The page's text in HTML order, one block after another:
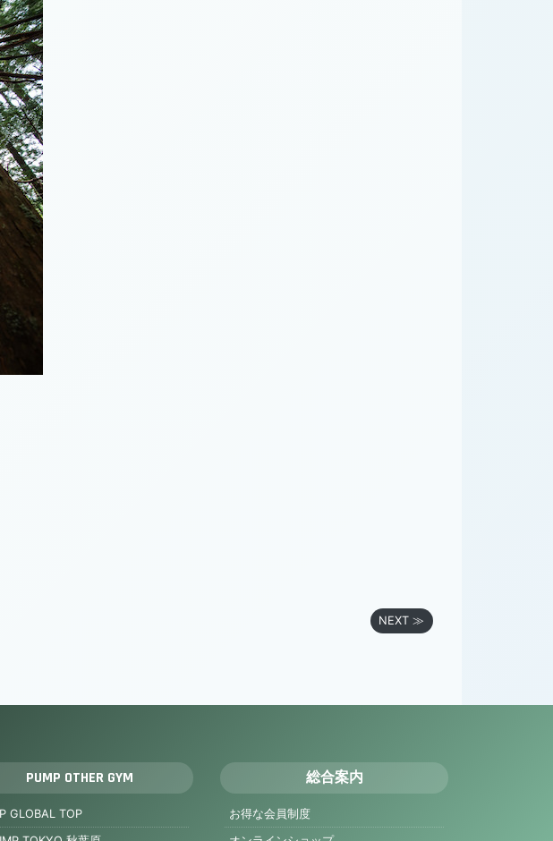
NEXT ≫
PUMP OTHER GYM
GLOBAL TOP
総合案内
お得な会員制度